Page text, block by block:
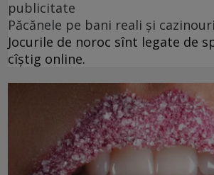
publicitate
Păcănele pe bani reali și
Jocurile de noroc sînt legate de
cîștig online.